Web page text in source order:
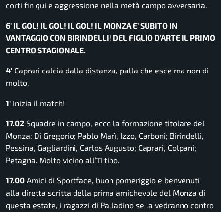
corti fin qui e aggressione nella metà campo avversaria.
6′ IL GOL! IL GOL! IL GOL! IL MONZA E’ SUBITO IN
VANTAGGIO CON BIRINDELLI! DEL FIGLIO D’ARTE IL PRIMO
CENTRO STAGIONALE.
4′ Caprari calcia dalla distanza, palla che esce ma non di
molto.
1′ Inizia il match!
17.02 Squadre in campo, ecco la formazione titolare del
Monza: Di Gregorio; Pablo Marì, Izzo, Carboni; Birindelli,
Pessina, Gagliardini, Carlos Augusto; Caprari, Colpani;
Petagna. Molto vicino all’11 tipo.
17.00 Amici di Sportface, buon pomeriggio e benvenuti
alla diretta scritta della prima amichevole del Monza di
questa estate, i ragazzi di Palladino se la vedranno contro